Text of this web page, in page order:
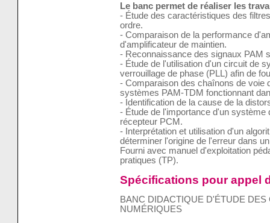
Le banc permet de réaliser les
- Étude des caractéristiques des
ordre.
- Comparaison de la performance
d'amplificateur de maintien.
- Reconnaissance des signaux PAM
- Étude de l'utilisation d'un circuit de
verrouillage de phase (PLL) afin de
- Comparaison des chaînons de voie
systèmes PAM-TDM fonctionnant
- Identification de la cause de la
- Étude de l'importance d'un système
récepteur PCM.
- Interprétation et utilisation d'un
déterminer l'origine de l'erreur dans
Fourni avec manuel d'exploitation
pratiques (TP).
Spécifications pour appel
BANC DIDACTIQUE D'ÉTUDE
NUMÉRIQUES